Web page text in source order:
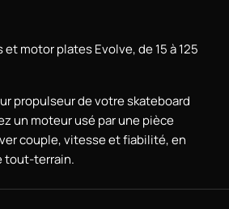
et motor plates Evolve, de 15 à 125
propulseur de votre skateboard
un moteur usé par une pièce
couple, vitesse et fiabilité, en
tout-terrain.